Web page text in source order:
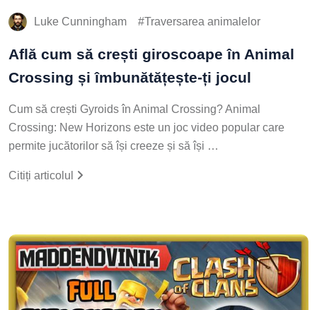
Luke Cunningham Traversarea animalelor
Află cum să crești giroscoape în Animal
Crossing și îmbunătățește-ți jocul
Cum să crești Gyroids în Animal Crossing? Animal
Crossing: New Horizons este un joc video popular care
permite jucătorilor să își creeze și să își …
Citiți articolul